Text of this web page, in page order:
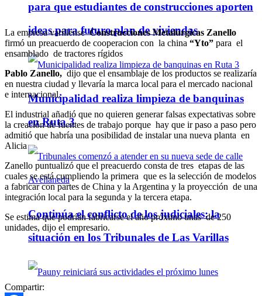
para que estudiantes de construcciones aporten
ideas para futuro plan de viviendas
Municipalidad realiza limpieza de banquinas
en Ruta 3
Continúa el conflicto de los judiciales: la
situación en los Tribunales de Las Varillas
La empresa varillenseConstrucciones Metalúrgicas Zanello
firmó un preacuerdo de cooperacion con la china “Yto” para el
ensamblado de tractores rígidos
Pablo Zanello, dijo que el ensamblaje de los productos se realizaría
en nuestra ciudad y llevaría la marca local para el mercado nacional
e internacional.
El industrial añadió que no quieren generar falsas expectativas sobre
la creación de fuentes de trabajo porque hay que ir paso a paso pero
admitió que habría una posibilidad de instalar una nueva planta en
Alicia
Zanello puntualizó que el preacuerdo consta de tres etapas de las
cuales se está cumpliendo la primera que es la selección de modelos
a fabricar con partes de China y la Argentina y la proyección de una
integración local para la segunda y la tercera etapa.
Se estima que podrían fabricarse el año próximo unas de 250
unidades, dijo el empresario.
Compartir: